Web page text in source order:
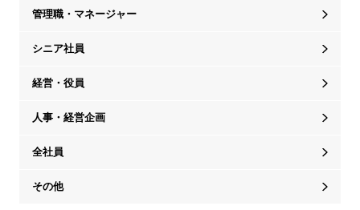
管理職・マネージャー
シニア社員
経営・役員
人事・経営企画
全社員
その他